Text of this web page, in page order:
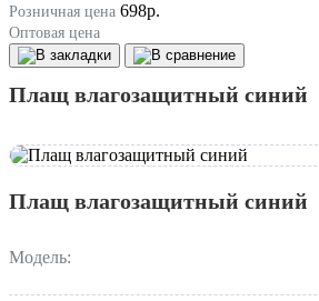
Розничная цена 698р.
Оптовая цена
Плащ влагозащитный синий
Плащ влагозащитный синий
Модель: